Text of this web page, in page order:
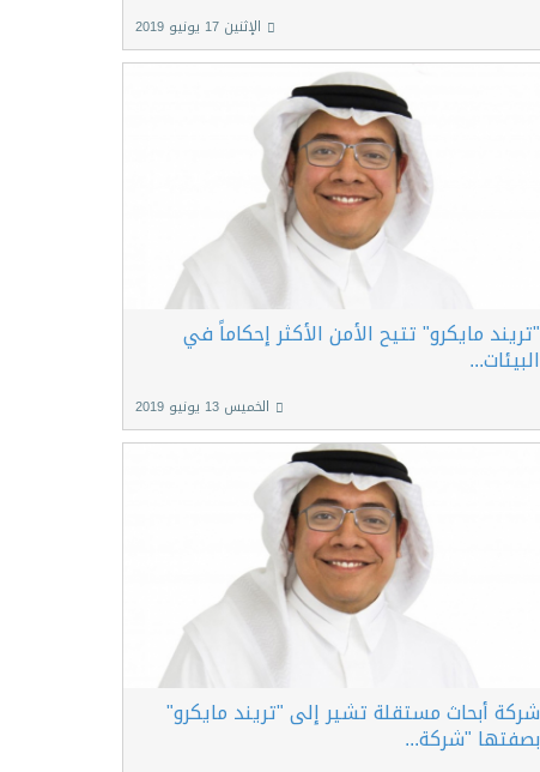
الإثنين 17 يونيو 2019
"تريند مايكرو" تتيح الأمن الأكثر إحكاماً في
البيئات...
الخميس 13 يونيو 2019
شركة أبحاث مستقلة تشير إلى "تريند مايكرو"
بصفتها "شركة...